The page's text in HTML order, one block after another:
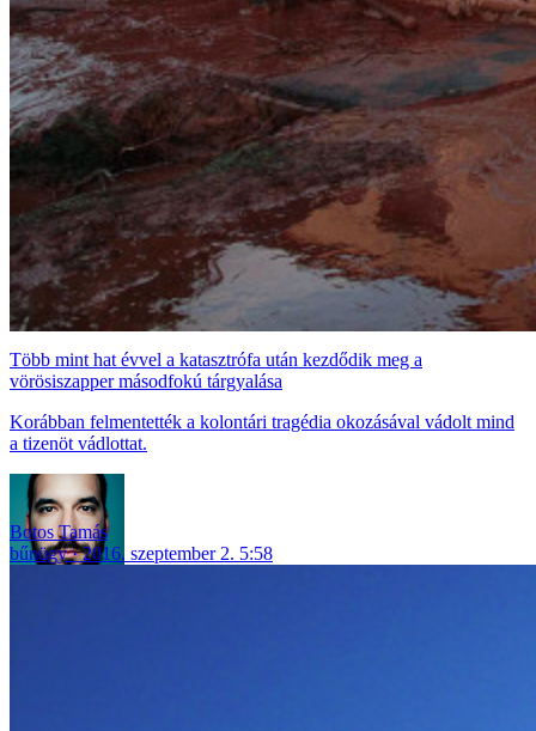
Több mint hat évvel a katasztrófa után kezdődik meg a
vörösiszapper másodfokú tárgyalása
Korábban felmentették a kolontári tragédia okozásával vádolt mind
a tizenöt vádlottat.
Botos Tamás
bűnügy
2016. szeptember 2. 5:58